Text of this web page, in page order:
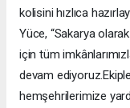
kolisini hızlıca
Yüce, “Sakarya
için tüm
devam
hemşehrilerimize